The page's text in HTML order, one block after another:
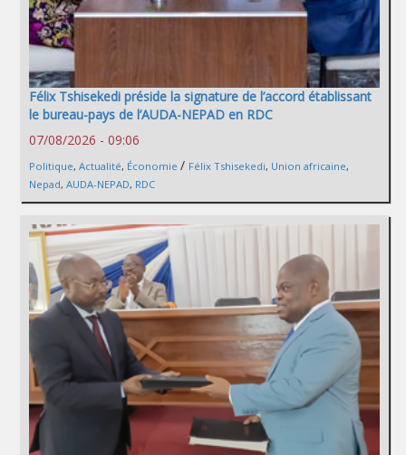
Félix Tshisekedi préside la signature de l’accord établissant
le bureau-pays de l’AUDA-NEPAD en RDC
07/08/2026 - 09:06
Politique, Actualité, Économie / Félix Tshisekedi, Union africaine,
Nepad, AUDA-NEPAD, RDC